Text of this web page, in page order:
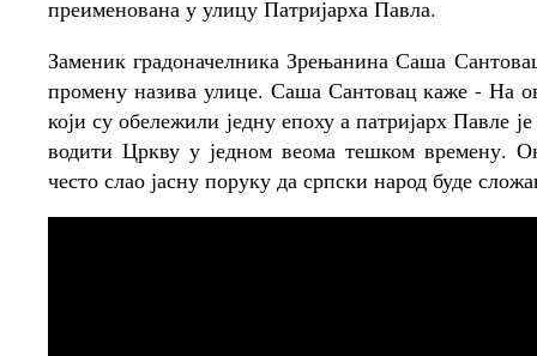
преименована у улицу Патријарха Павла.
Заменик градоначелника Зрењанина Саша
промену назива улице. Саша Сантовац каже - На
који су обележили једну епоху а патријарх Павле
водити Цркву у једном веома тешком времену.
често слао јасну поруку да српски народ буде